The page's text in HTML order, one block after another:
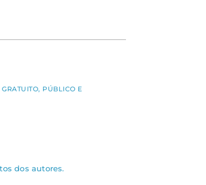
PÚBLICO E
dos autores.